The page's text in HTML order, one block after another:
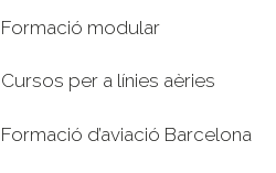
Formació modular
Cursos per a línies aèries
Formació d’aviació Barcelona